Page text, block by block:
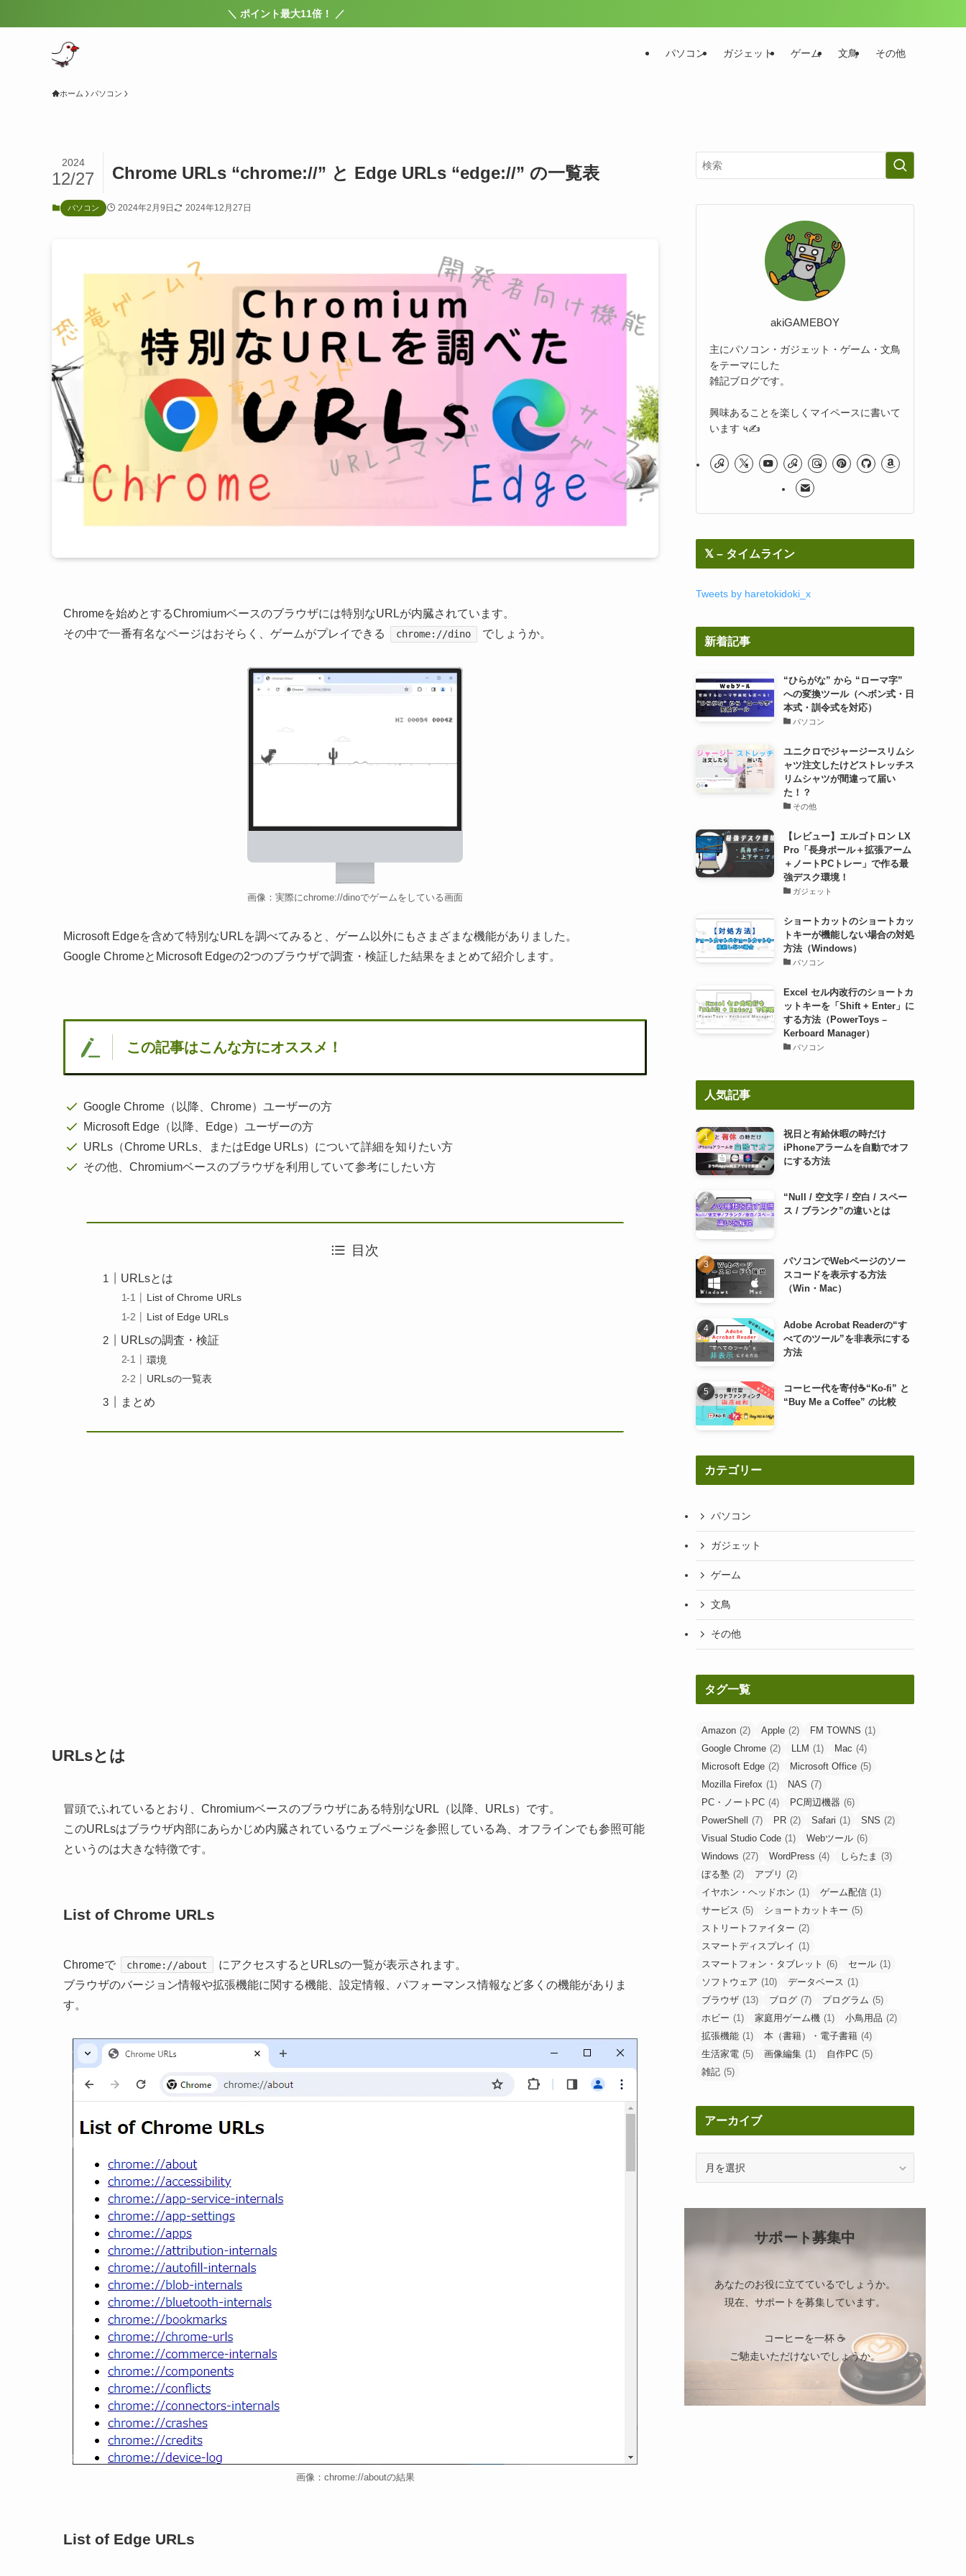
＼ ポイント最大11倍！ ／
パソコン ガジェット ゲーム 文鳥 その他
ホーム パソコン
Chrome URLs “chrome://” と Edge URLs “edge://” の一覧表
2024
12/27
パソコン 2024年2月9日 2024年12月27日
Chromeを始めとするChromiumベースのブラウザには特別なURLが内臓されています。
その中で一番有名なページはおそらく、ゲームがプレイできる
chrome://dino でしょうか。
画像：実際にchrome://dinoでゲームをしている画面
Microsoft Edgeを含めて特別なURLを調べてみると、ゲーム以外にもさまざまな機能がありました。
Google ChromeとMicrosoft Edgeの2つのブラウザで調査・検証した結果をまとめて紹介します。
この記事はこんな方にオススメ！
Google Chrome（以降、Chrome）ユーザーの方
Microsoft Edge（以降、Edge）ユーザーの方
URLs（Chrome URLs、またはEdge URLs）について詳細を知りたい方
その他、Chromiumベースのブラウザを利用していて参考にしたい方
目次
URLsとは
List of Chrome URLs
List of Edge URLs
URLsの調査・検証
環境
URLsの一覧表
まとめ
URLsとは
冒頭でふれているとおり、Chromiumベースのブラウザにある特別なURL（以降、URLs）です。
このURLsはブラウザ内部にあらかじめ内臓されているウェブページを参照している為、オフラインでも参照可能
というのは大きな特徴です。
List of Chrome URLs
Chromeで chrome://about
にアクセスするとURLsの一覧が表示されます。
ブラウザのバージョン情報や拡張機能に関する機能、設定情報、パフォーマンス情報など多くの機能がありま
す。
画像：chrome://aboutの結果
List of Edge URLs
akiGAMEBOY
主にパソコン・ガジェット・ゲーム・文鳥
をテーマにした
雑記ブログです。
興味あることを楽しくマイペースに書いて
います ५✍
𝕏 – タイムライン
Tweets by haretokidoki_x
新着記事
“ひらがな” から “ローマ字”
への変換ツール（ヘボン式・日
本式・訓令式を対応）
パソコン
ユニクロでジャージースリムシ
ャツ注文したけどストレッチス
リムシャツが間違って届い
た！？
その他
【レビュー】エルゴトロン LX
Pro「長身ポール＋拡張アーム
＋ノートPCトレー」で作る最
強デスク環境！
ガジェット
ショートカットのショートカッ
トキーが機能しない場合の対処
方法（Windows）
パソコン
Excel セル内改行のショートカ
ットキーを「Shift + Enter」に
する方法（PowerToys –
Kerboard Manager）
パソコン
人気記事
祝日と有給休暇の時だけ
iPhoneアラームを自動でオフ
にする方法
“Null / 空文字 / 空白 / スペー
ス / ブランク”の違いとは
パソコンでWebページのソー
スコードを表示する方法
（Win・Mac）
Adobe Acrobat Readerの“す
べてのツール”を非表示にする
方法
コーヒー代を寄付☕“Ko-fi” と
“Buy Me a Coffee” の比較
カテゴリー
パソコン
ガジェット
ゲーム
文鳥
その他
タグ一覧
Amazon (2) Apple (2) FM TOWNS (1)
Google Chrome (2) LLM (1) Mac (4)
Microsoft Edge (2) Microsoft Office (5)
Mozilla Firefox (1) NAS (7)
PC・ノートPC (4) PC周辺機器 (6)
PowerShell
(7) PR (2) Safari (1) SNS (2)
Visual Studio Code (1) Webツール (6)
Windows (27) WordPress (4) しらたま (3)
ぼる塾 (2) アプリ (2)
イヤホン・ヘッドホン (1) ゲーム配信 (1)
サービス (5) ショートカットキー (5)
ストリートファイター (2)
スマートディスプレイ (1)
スマートフォン・タブレット (6) セール (1)
ソフトウェア (10) データベース (1)
ブラウザ (13) ブログ (7) プログラム (5)
ホビー (1) 家庭用ゲーム機 (1) 小鳥用品 (2)
拡張機能 (1) 本（書籍）・電子書籍 (4)
生活家電 (5) 画像編集 (1) 自作PC (5)
雑記 (5)
アーカイブ
イ
サポート募集中
あなたのお役に立てているでしょうか。
現在、サポートを募集しています。
コーヒーを一杯 ☕
ご馳走いただけないでしょうか。